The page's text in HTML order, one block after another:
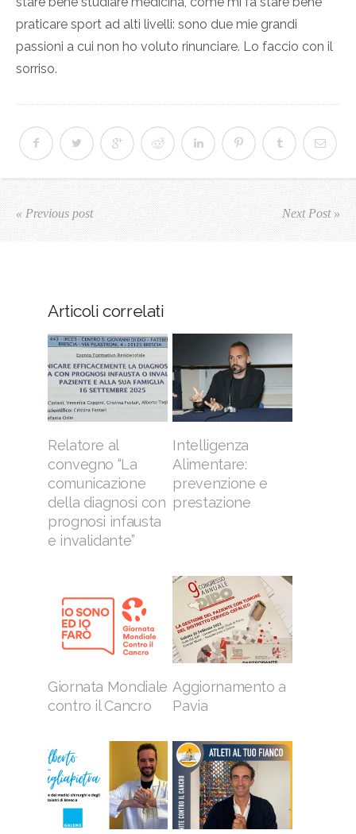
praticare sport ad alti livelli: sono due mie grandi
passioni a cui non ho voluto rinunciare. Lo faccio con il
sorriso.
« Previous post Next Post »
Articoli correlati
Relatore al
convegno “La
comunicazione
della diagnosi con
prognosi infausta
e invalidante”
Intelligenza
Alimentare:
prevenzione e
prestazione
Giornata Mondiale
contro il Cancro
Aggiornamento a
Pavia